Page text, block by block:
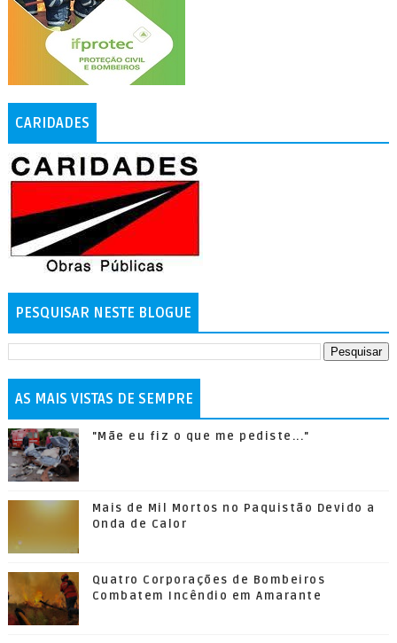
CARIDADES
PESQUISAR NESTE BLOGUE
AS MAIS VISTAS DE SEMPRE
"Mãe eu fiz o que me pediste..."
Mais de Mil Mortos no Paquistão Devido a
Onda de Calor
Quatro Corporações de Bombeiros
Combatem Incêndio em Amarante